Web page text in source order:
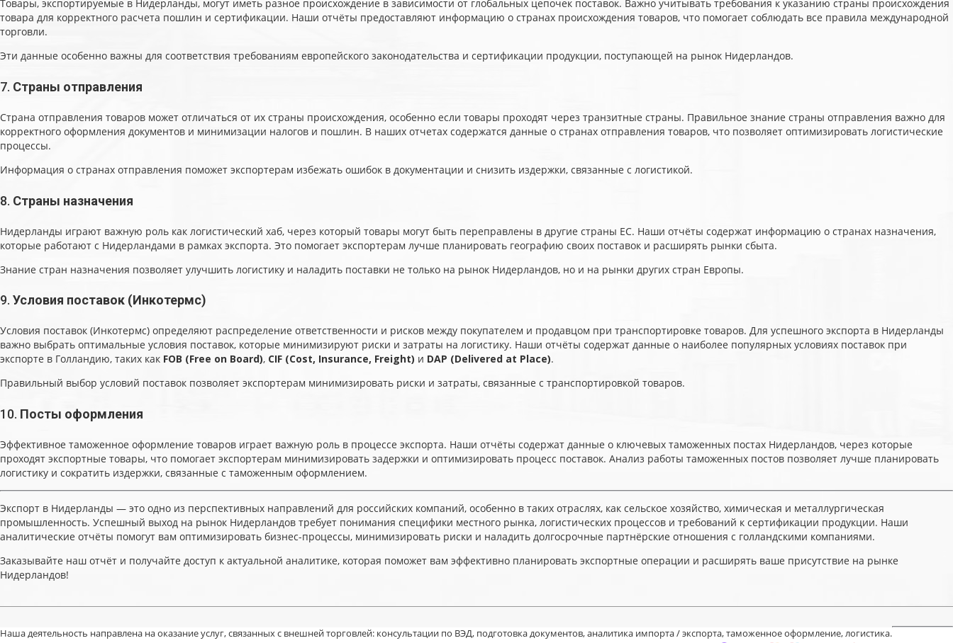
Товары, экспортируемые в Нидерланды, могут иметь разное происхождение в зависимости от глобальных цепочек поставок. Важно учитывать требования к указанию страны происхождения
товара для корректного расчета пошлин и сертификации. Наши отчёты предоставляют информацию о странах происхождения товаров, что помогает соблюдать все правила международной
торговли.
Эти данные особенно важны для соответствия требованиям европейского законодательства и сертификации продукции, поступающей на рынок Нидерландов.
7. Страны отправления
Страна отправления товаров может отличаться от их страны происхождения, особенно если товары проходят через транзитные страны. Правильное знание страны отправления важно для
корректного оформления документов и минимизации налогов и пошлин. В наших отчетах содержатся данные о странах отправления товаров, что позволяет оптимизировать логистические
процессы.
Информация о странах отправления поможет экспортерам избежать ошибок в документации и снизить издержки, связанные с логистикой.
8. Страны назначения
Нидерланды играют важную роль как логистический хаб, через который товары могут быть переправлены в другие страны ЕС. Наши отчёты содержат информацию о странах назначения,
которые работают с Нидерландами в рамках экспорта. Это помогает экспортерам лучше планировать географию своих поставок и расширять рынки сбыта.
Знание стран назначения позволяет улучшить логистику и наладить поставки не только на рынок Нидерландов, но и на рынки других стран Европы.
9. Условия поставок (Инкотермс)
Условия поставок (Инкотермс) определяют распределение ответственности и рисков между покупателем и продавцом при транспортировке товаров. Для успешного экспорта в Нидерланды
важно выбрать оптимальные условия поставок, которые минимизируют риски и затраты на логистику. Наши отчёты содержат данные о наиболее популярных условиях поставок при
экспорте в Голландию, таких как FOB (Free on Board), CIF (Cost, Insurance, Freight) и DAP (Delivered at Place).
Правильный выбор условий поставок позволяет экспортерам минимизировать риски и затраты, связанные с транспортировкой товаров.
10. Посты оформления
Эффективное таможенное оформление товаров играет важную роль в процессе экспорта. Наши отчёты содержат данные о ключевых таможенных постах Нидерландов, через которые
проходят экспортные товары, что помогает экспортерам минимизировать задержки и оптимизировать процесс поставок. Анализ работы таможенных постов позволяет лучше планировать
логистику и сократить издержки, связанные с таможенным оформлением.
Экспорт в Нидерланды — это одно из перспективных направлений для российских компаний, особенно в таких отраслях, как сельское хозяйство, химическая и металлургическая
промышленность. Успешный выход на рынок Нидерландов требует понимания специфики местного рынка, логистических процессов и требований к сертификации продукции. Наши
аналитические отчёты помогут вам оптимизировать бизнес-процессы, минимизировать риски и наладить долгосрочные партнёрские отношения с голландскими компаниями.
Заказывайте наш отчёт и получайте доступ к актуальной аналитике, которая поможет вам эффективно планировать экспортные операции и расширять ваше присутствие на рынке
Нидерландов!
Наша деятельность направлена на оказание услуг, связанных с внешней торговлей: консультации по ВЭД, подготовка документов, аналитика импорта / экспорта, таможенное оформление, логистика.